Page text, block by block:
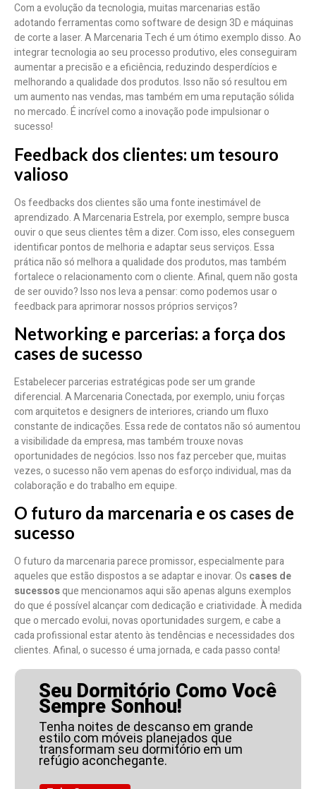
Com a evolução da tecnologia, muitas marcenarias estão
adotando ferramentas como software de design 3D e máquinas
de corte a laser. A Marcenaria Tech é um ótimo exemplo disso. Ao
integrar tecnologia ao seu processo produtivo, eles conseguiram
aumentar a precisão e a eficiência, reduzindo desperdícios e
melhorando a qualidade dos produtos. Isso não só resultou em
um aumento nas vendas, mas também em uma reputação sólida
no mercado. É incrível como a inovação pode impulsionar o
sucesso!
Feedback dos clientes: um tesouro
valioso
Os feedbacks dos clientes são uma fonte inestimável de
aprendizado. A Marcenaria Estrela, por exemplo, sempre busca
ouvir o que seus clientes têm a dizer. Com isso, eles conseguem
identificar pontos de melhoria e adaptar seus serviços. Essa
prática não só melhora a qualidade dos produtos, mas também
fortalece o relacionamento com o cliente. Afinal, quem não gosta
de ser ouvido? Isso nos leva a pensar: como podemos usar o
feedback para aprimorar nossos próprios serviços?
Networking e parcerias: a força dos
cases de sucesso
Estabelecer parcerias estratégicas pode ser um grande
diferencial. A Marcenaria Conectada, por exemplo, uniu forças
com arquitetos e designers de interiores, criando um fluxo
constante de indicações. Essa rede de contatos não só aumentou
a visibilidade da empresa, mas também trouxe novas
oportunidades de negócios. Isso nos faz perceber que, muitas
vezes, o sucesso não vem apenas do esforço individual, mas da
colaboração e do trabalho em equipe.
O futuro da marcenaria e os cases de
sucesso
O futuro da marcenaria parece promissor, especialmente para
aqueles que estão dispostos a se adaptar e inovar. Os cases de
sucessosque mencionamos aqui são apenas alguns exemplos
do que é possível alcançar com dedicação e criatividade. À medida
que o mercado evolui, novas oportunidades surgem, e cabe a
cada profissional estar atento às tendências e necessidades dos
clientes. Afinal, o sucesso é uma jornada, e cada passo conta!
Seu Dormitório Como Você
Sempre Sonhou!
Tenha noites de descanso em grande
estilo com móveis planejados que
transformam seu dormitório em um
refúgio aconchegante.